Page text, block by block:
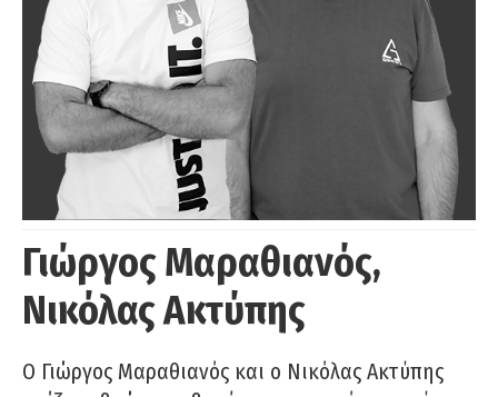
Γιώργος Μαραθιανός,
Νικόλας Ακτύπης
Ο Γιώργος Μαραθιανός και ο Νικόλας Ακτύπης